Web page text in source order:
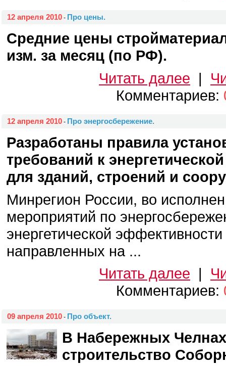
12 апреля 2010 - Про цены.
Средние цены
изм. за месяц (по РФ).
Читать далее |
Комментариев:
12 апреля 2010 - Про энергосбережение.
Разработаны правила
требований к
для зданий, строений и
Минрегион России, во
мероприятий по
энергетической
направленных на ...
Читать далее |
Комментариев:
09 апреля 2010 - Про объект.
В Набережных
строительство